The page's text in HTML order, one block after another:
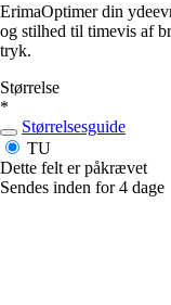
ErimaOptimer din
og stilhed til timevis af
tryk.
Størrelse
*
Størrelsesguide
TU
Dette felt er påkrævet
Sendes inden for 4 dage